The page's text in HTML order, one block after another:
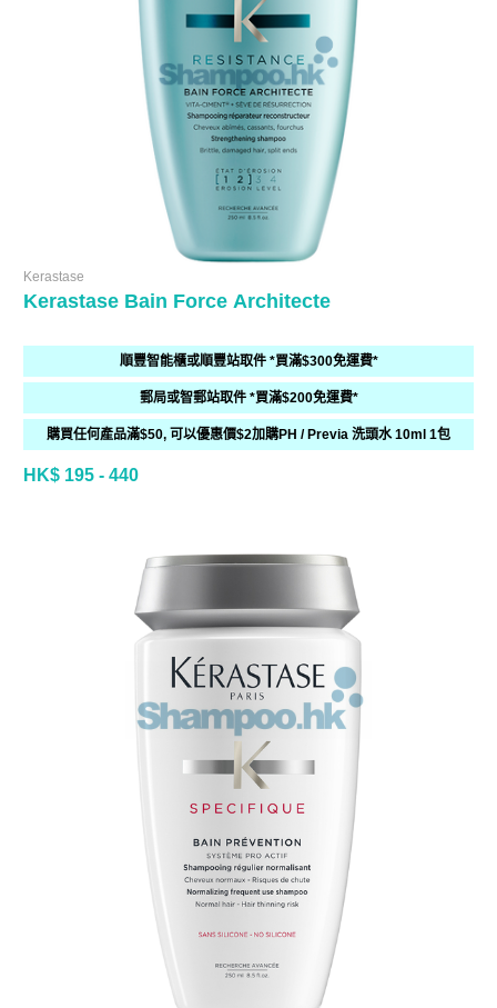
Kerastase
Kerastase Bain Force Architecte
順豐智能櫃或順豐站取件 *買滿$300免運費*
郵局或智郵站取件 *買滿$200免運費*
購買任何產品滿$50, 可以優惠價$2加購PH / Previa 洗頭水 10ml 1包
HK$ 195 - 440